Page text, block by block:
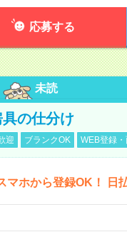
応募する
未読
の仕分け
迎 ブランクOK WEB登録
マホから登録OK！ 日